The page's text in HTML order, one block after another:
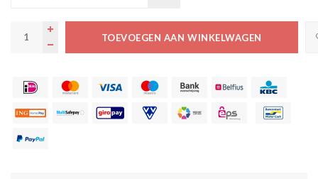
TOEVOEGEN AAN WINKELWAGEN